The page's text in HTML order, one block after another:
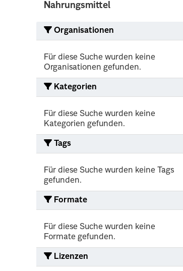
Nahrungsmittel
Organisationen
Für diese Suche wurden keine
Organisationen gefunden.
Kategorien
Für diese Suche wurden keine
Kategorien gefunden.
Tags
Für diese Suche wurden keine Tags
gefunden.
Formate
Für diese Suche wurden keine
Formate gefunden.
Lizenzen